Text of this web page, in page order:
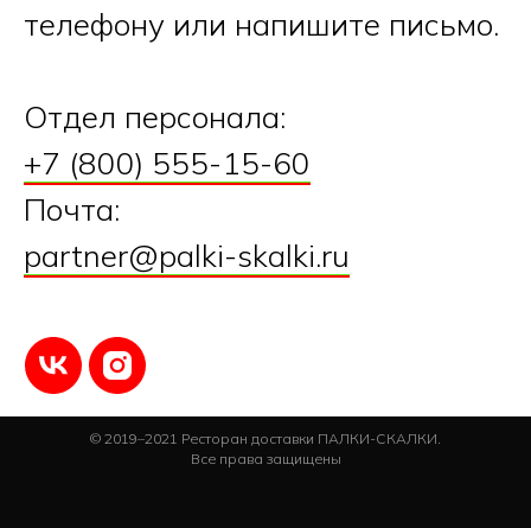
телефону или напишите письмо.
Отдел персонала:
+7 (800) 555-15-60
Почта:
partner@palki-skalki.ru
© 2019–2021 Ресторан доставки ПАЛКИ-СКАЛКИ.
Все права защищены